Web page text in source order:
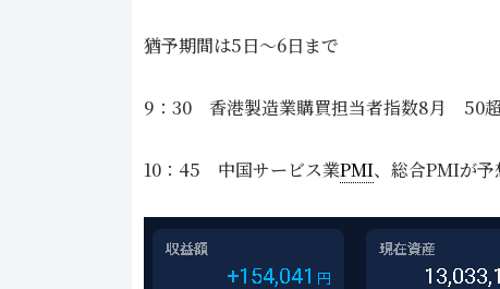
猶予期間は5日～6日まで
9：30 香港製造業購買担当者指数8月 50超
10：45 中国サービス業PMI、総合PMIが予